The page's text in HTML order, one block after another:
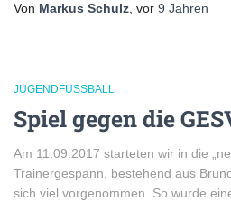
Von Markus Schulz , vor 9 Jahren
JUGENDFUSSBALL
Spiel gegen die
Am 11.09.2017 starteten wir in die
Trainergespann, bestehend aus
sich viel vorgenommen. So wurde